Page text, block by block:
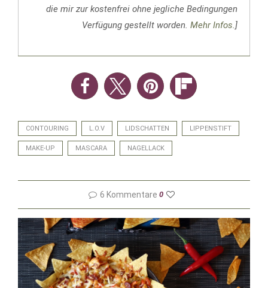
die mir zur kostenfrei ohne jegliche Bedingungen
Verfügung gestellt worden. Mehr Infos.]
CONTOURING L.O.V LIDSCHATTEN LIPPENSTIFT
MAKE-UP MASCARA NAGELLACK
6 Kommentare 0